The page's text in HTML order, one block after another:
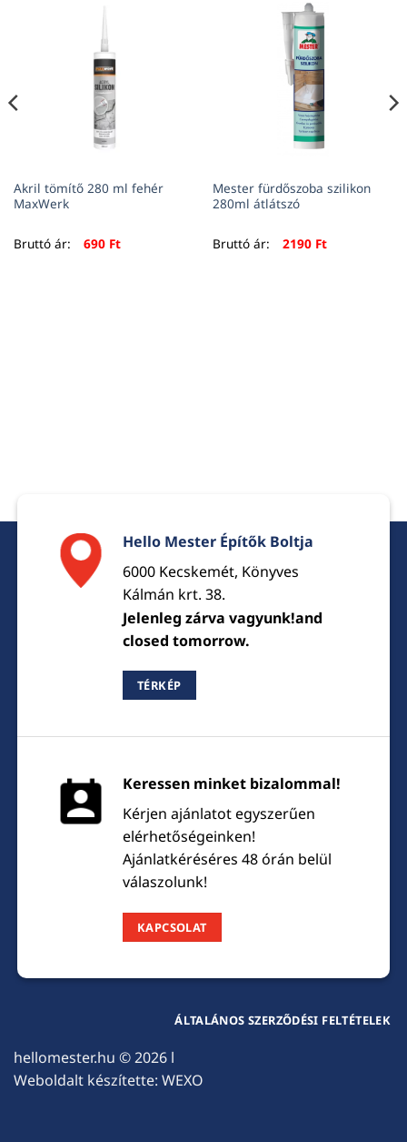
Akril tömítő 280 ml fehér
MaxWerk
Bruttó ár: 690 Ft
Mester fürdőszoba szilikon
280ml átlátszó
Bruttó ár: 2190 Ft
Hello Mester Építők Boltja
6000 Kecskemét, Könyves
Kálmán krt. 38.
Jelenleg zárva vagyunk!and
closed tomorrow.
TÉRKÉP
Keressen minket bizalommal!
Kérjen ajánlatot egyszerűen
elérhetőségeinken!
Ajánlatkéréséres 48 órán belül
válaszolunk!
KAPCSOLAT
hellomester.hu © 2026 l
Weboldalt készítette: WEXO
ÁLTALÁNOS SZERZŐDÉSI FELTÉTELEK